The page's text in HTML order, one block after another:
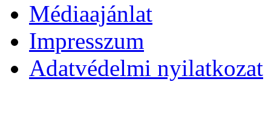
Médiaajánlat
Impresszum
Adatvédelmi nyilatkozat